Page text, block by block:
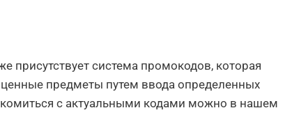
присутствует система промокодов, которая
предметы путем ввода определенных
с актуальными кодами можно в нашем